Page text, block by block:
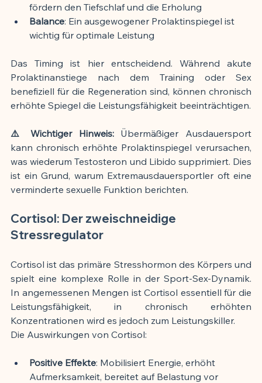
fördern den Tiefschlaf und die Erholung
Balance: Ein ausgewogener Prolaktinspiegel ist
wichtig für optimale Leistung
Das Timing ist hier entscheidend. Während akute
Prolaktinanstiege nach dem Training oder Sex
benefiziell für die Regeneration sind, können chronisch
erhöhte Spiegel die Leistungsfähigkeit beeinträchtigen.
⚠️ Wichtiger Hinweis: Übermäßiger Ausdauersport
kann chronisch erhöhte Prolaktinspiegel verursachen,
was wiederum Testosteron und Libido supprimiert. Dies
ist ein Grund, warum Extremausdauersportler oft eine
verminderte sexuelle Funktion berichten.
Cortisol: Der zweischneidige
Stressregulator
Cortisol ist das primäre Stresshormon des Körpers und
spielt eine komplexe Rolle in der Sport-Sex-Dynamik.
In angemessenen Mengen ist Cortisol essentiell für die
Leistungsfähigkeit, in chronisch erhöhten
Konzentrationen wird es jedoch zum Leistungskiller.
Die Auswirkungen von Cortisol:
Positive Effekte: Mobilisiert Energie, erhöht
Aufmerksamkeit, bereitet auf Belastung vor